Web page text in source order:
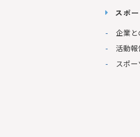
スポ
企業
活動報
スポ